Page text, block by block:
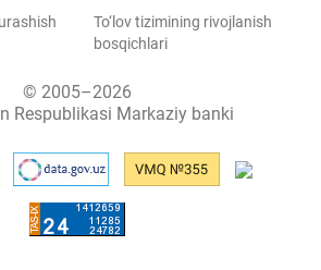
To‘lov tizimining rivojlanish
bosqichlari
© 2005–2026
Respublikasi Markaziy banki